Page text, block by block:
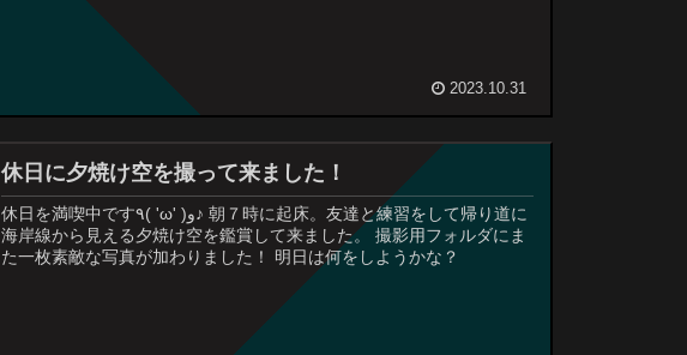
2023.10.31
休日に夕焼け空を撮って来ました！
休日を満喫中です٩( 'ω' )و♪ 朝７時に起床。友達と練習をして帰り道に
海岸線から見える夕焼け空を鑑賞して来ました。 撮影用フォルダにま
た一枚素敵な写真が加わりました！ 明日は何をしようかな？